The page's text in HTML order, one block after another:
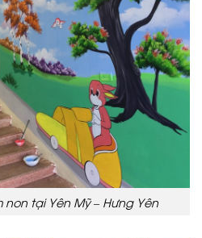
tại Yên Mỹ – Hưng Yên